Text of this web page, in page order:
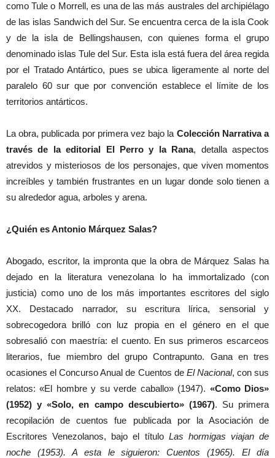
como Tule o Morrell, es una de las más australes del archipiélago
de las islas Sandwich del Sur. Se encuentra cerca de la isla Cook
y de la isla de Bellingshausen, con quienes forma el grupo
denominado islas Tule del Sur.​​ Esta isla está fuera del área regida
por el Tratado Antártico, pues se ubica ligeramente al norte del
paralelo 60 sur que por convención establece el límite de los
territorios antárticos.
La obra, publicada por primera vez bajo la Colección Narrativa a
través de la editorial El Perro y la Rana, detalla aspectos
atrevidos y misteriosos de los personajes, que viven momentos
increíbles y también frustrantes en un lugar donde solo tienen a
su alrededor agua, arboles y arena.
¿Quién es Antonio Márquez Salas?
Abogado, escritor, la impronta que la obra de Márquez Salas ha
dejado en la literatura venezolana lo ha immortalizado (con
justicia) como uno de los más importantes escritores del siglo
XX. Destacado narrador, su escritura lírica, sensorial y
sobrecogedora brilló con luz propia en el género en el que
sobresalió con maestría: el cuento. En sus primeros escarceos
literarios, fue miembro del grupo Contrapunto. Gana en tres
ocasiones el Concurso Anual de Cuentos de El Nacional, con sus
relatos: «El hombre y su verde caballo» (1947). «Como Dios»
(1952) y «Solo, en campo descubierto» (1967). Su primera
recopilación de cuentos fue publicada por la Asociación de
Escritores Venezolanos, bajo el título Las hormigas viajan de
noche (1953). A esta le siguieron: Cuentos (1965). El día